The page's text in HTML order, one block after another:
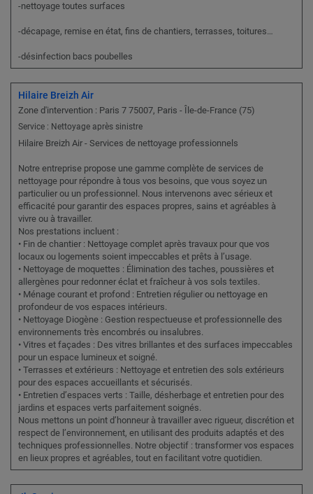
-nettoyage toutes surfaces
-décapage, remise en état, fins de chantiers, terrasses, toitures…
-désinfection bacs poubelles
Hilaire Breizh Air
Zone d'intervention : Paris 7 75007, Paris - Île-de-France (75)
Service : Nettoyage après sinistre
Hilaire Breizh Air - Services de nettoyage professionnels
Notre entreprise propose une gamme complète de services de
nettoyage pour répondre à tous vos besoins, que vous soyez un
particulier ou un professionnel. Nous intervenons avec sérieux et
efficacité pour garantir des espaces propres, sains et agréables à
vivre ou à travailler.
Nos prestations incluent :
• Fin de chantier : Nettoyage complet après travaux pour que vos
locaux ou logements soient impeccables et prêts à l’usage.
• Nettoyage de moquettes : Élimination des taches, poussières et
allergènes pour redonner éclat et fraîcheur à vos sols textiles.
• Ménage courant et profond : Entretien régulier ou nettoyage en
profondeur de vos espaces intérieurs.
• Nettoyage Diogène : Gestion respectueuse et professionnelle des
environnements très encombrés ou insalubres.
• Vitres et façades : Des vitres brillantes et des surfaces impeccables
pour un espace lumineux et soigné.
• Terrasses et extérieurs : Nettoyage et entretien des sols extérieurs
pour des espaces accueillants et sécurisés.
• Entretien d’espaces verts : Taille, désherbage et entretien pour des
jardins et espaces verts parfaitement soignés.
Nous mettons un point d’honneur à travailler avec rigueur, discrétion et
respect de l’environnement, en utilisant des produits adaptés et des
techniques professionnelles. Notre objectif : transformer vos espaces
en lieux propres et agréables, tout en facilitant votre quotidien.